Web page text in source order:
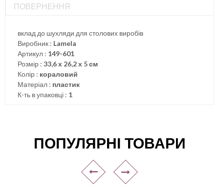
ПОВЕРНЕННЯ
вклад до шухляди для столових виробів
Виробник : Lamela
Артикул : 149-601
Розмір : 33,6 х 26,2 х 5 см
Колір : кораловий
Матеріал : пластик
К-ть в упаковці : 1
ПОПУЛЯРНІ ТОВАРИ